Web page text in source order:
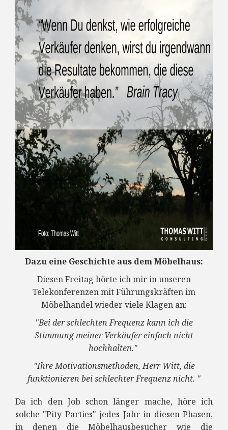
Dazu eine Geschichte aus dem Möbelhaus:
Diesen Freitag hörte ich mir in unseren
Telekonferenzen mit Führungskräften im
Möbelhandel wieder viele Klagen an:
"Bei der schlechten Frequenz kann ich die
Stimmung meiner Verkäufer einfach nicht
hochhalten."
"Ihre Motivationsmethoden, Herr Witt, die
funktionieren bei schlechter Frequenz nicht. "
Da ich den Job schon länger mache, höre ich
solche "Pity Parties" jedes Jahr in diesen Phasen,
in denen die Möbelhausbesucher wie die